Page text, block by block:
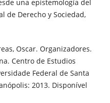
una epistemología del
de Derecho y Sociedad,
Oscar. Organizadores.
Centro de Estudios
Federal de Santa
2013. Disponível